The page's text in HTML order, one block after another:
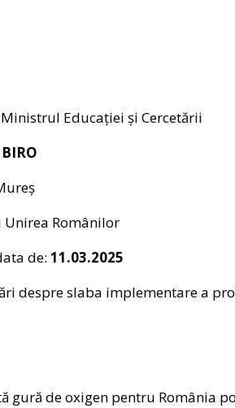
Ministrul Educației și Cercetării
Românilor
de: 11.03.2025
despre slaba implementare a
gură de oxigen pentru România